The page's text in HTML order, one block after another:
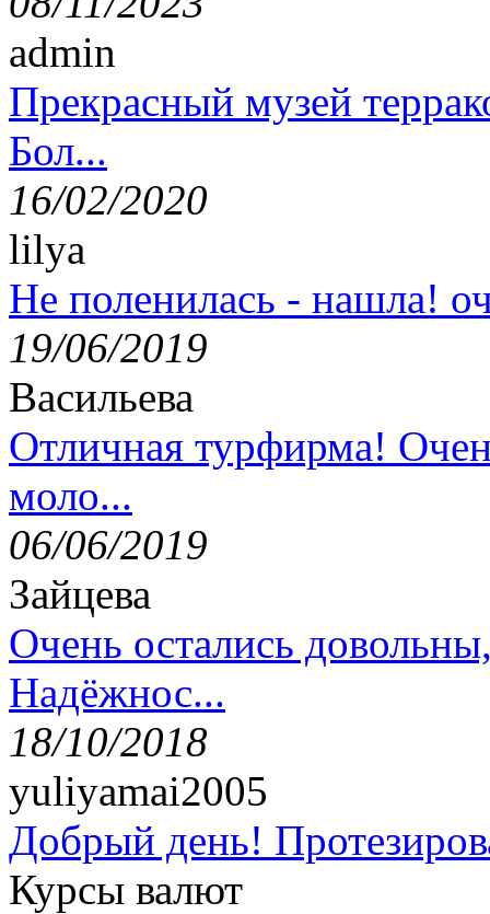
admin
Прекрасный музей
Бол...
16/02/2020
lilya
Не поленилась - нашла!
19/06/2019
Васильева
Отличная турфирма!
моло...
06/06/2019
Зайцева
Очень остались
Надёжнос...
18/10/2018
yuliyamai2005
Добрый день!
Курсы валют